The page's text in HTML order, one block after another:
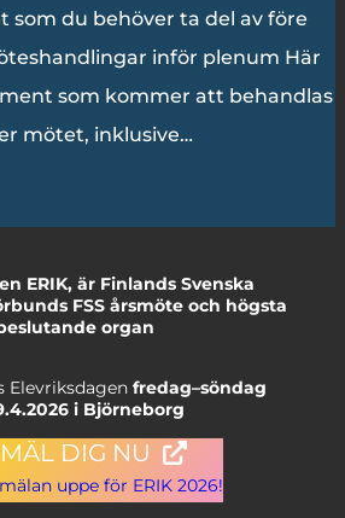
som du behöver ta del av före
inför plenum Här
som kommer att behandlas
mötet, inklusive…
ERIK, är Finlands Svenska
FSS årsmöte och högsta
organ
Elevriksdagen fredag–söndag
i Björneborg
DIG NU
uppe för ERIK 2026!